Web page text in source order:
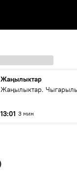
Жаңылыктар
Жаңылыктар.
13:01 3 мин